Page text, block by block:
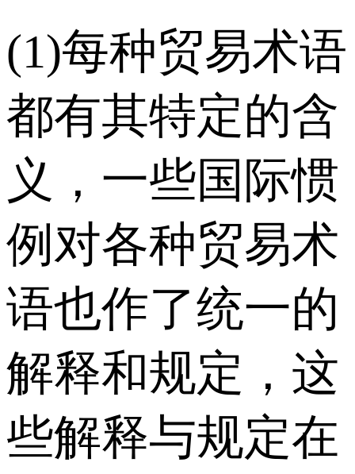
(1)每种贸易术语
都有其特定的含
义，一些国际惯
例对各种贸易术
语也作了统一的
解释和规定，这
些解释与规定在